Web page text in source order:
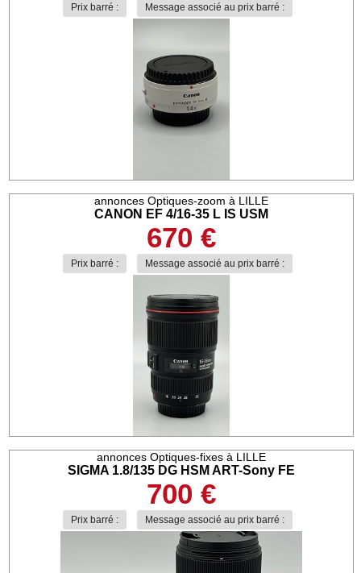
Prix barré : Message associé au prix barré :
annonces Optiques-zoom à LILLE
CANON EF 4/16-35 L IS USM
670 €
Prix barré : Message associé au prix barré :
annonces Optiques-fixes à LILLE
SIGMA 1.8/135 DG HSM ART-Sony FE
700 €
Prix barré : Message associé au prix barré :